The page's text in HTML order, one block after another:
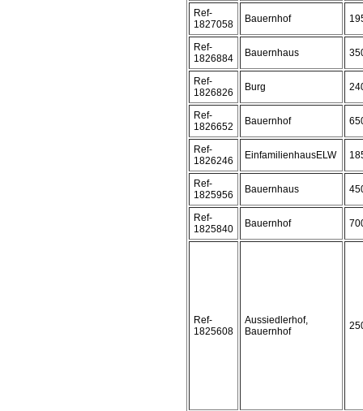
Ref-
1827058
Bauernhof
Ref-
1826884
Bauernhaus
Ref-
1826826
Burg
Ref-
1826652
Bauernhof
Ref-
1826246
EinfamilienhausELW
Ref-
1825956
Bauernhaus
Ref-
1825840
Bauernhof
Ref-
1825608
Aussiedlerhof,
Bauernhof